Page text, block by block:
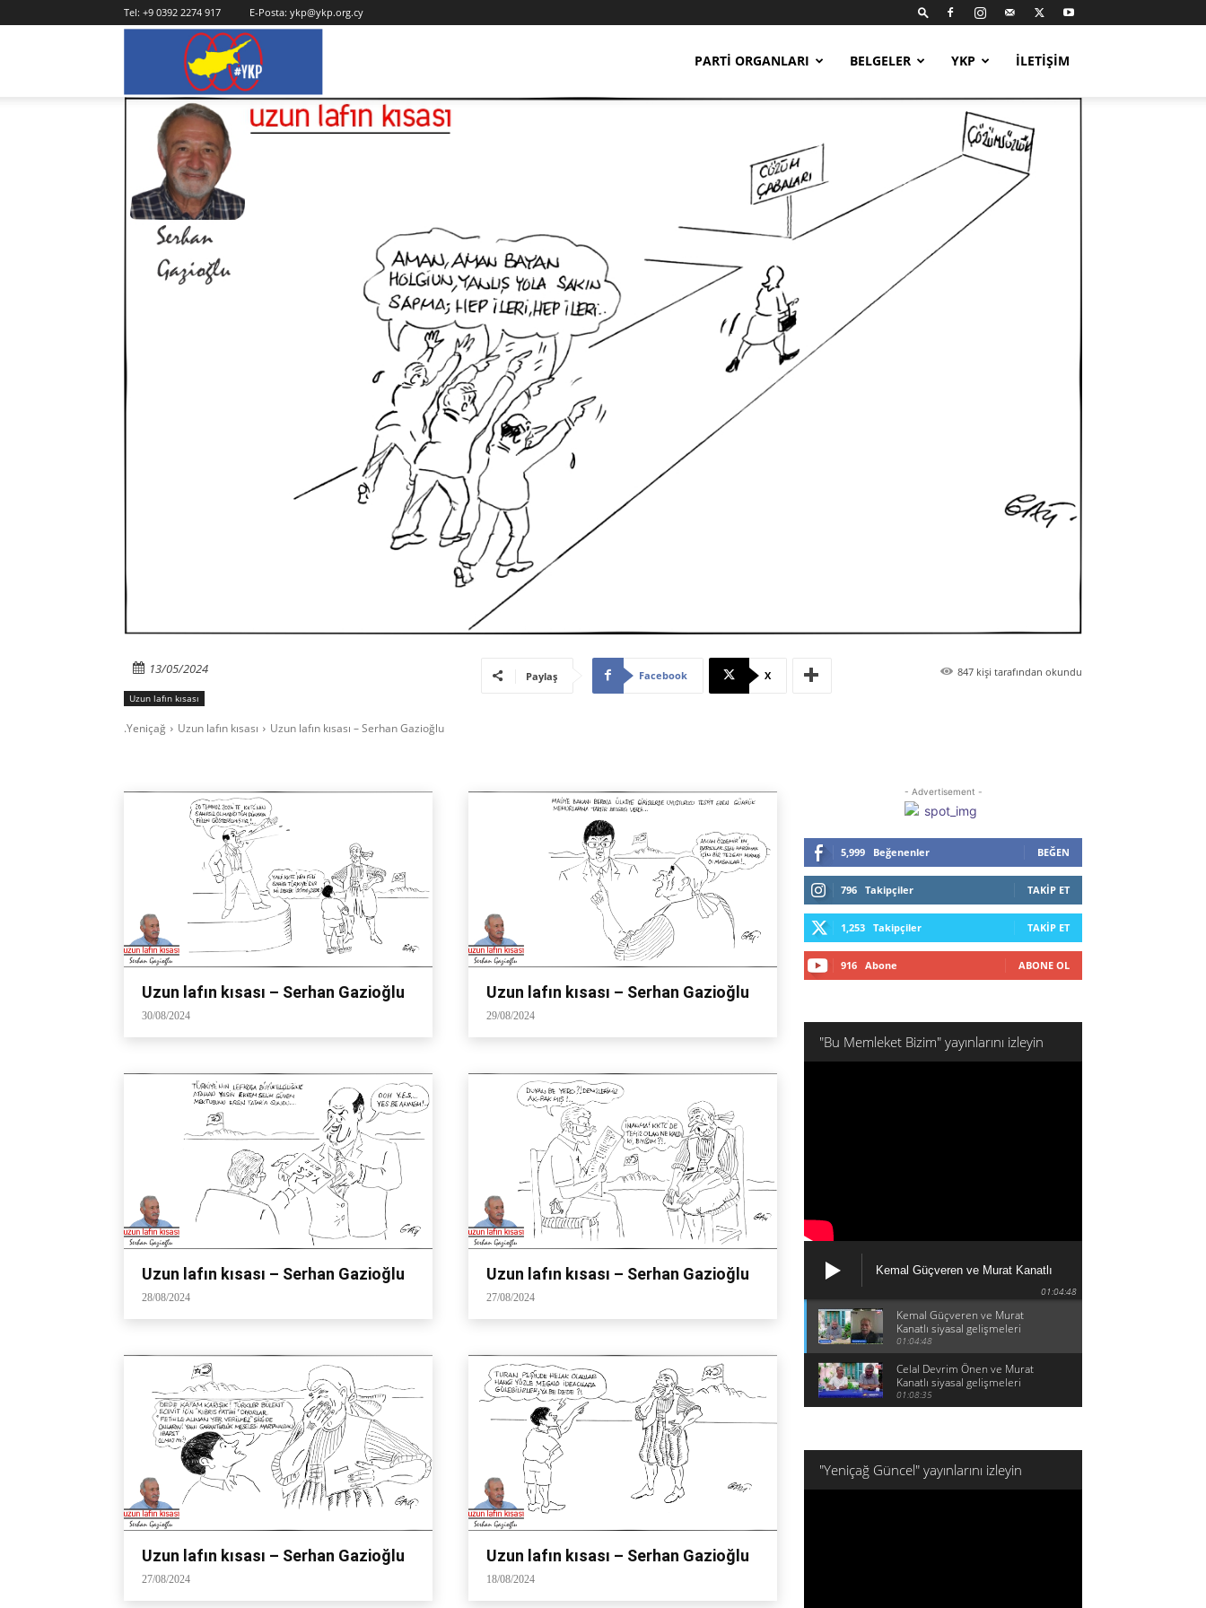
Tel: +9 0392 2274 917 E-Posta: ykp@ykp.org.cy
PARTI ORGANLARI BELGELER YKP İLETIŞIM
13/05/2024
Uzun lafın kısası
Paylaş Facebook X 847 kişi tarafından okundu
.Yeniçağ Uzun lafın kısası Uzun lafın kısası – Serhan Gazioğlu
Uzun lafın kısası – Serhan Gazioğlu
30/08/2024
Uzun lafın kısası – Serhan Gazioğlu
29/08/2024
Uzun lafın kısası – Serhan Gazioğlu
28/08/2024
Uzun lafın kısası – Serhan Gazioğlu
27/08/2024
Uzun lafın kısası – Serhan Gazioğlu
27/08/2024
Uzun lafın kısası – Serhan Gazioğlu
18/08/2024
- Advertisement -
5,999 Beğenenler BEĞEN
796 Takipçiler TAKIP ET
1,253 Takipçiler TAKIP ET
916 Abone ABONE OL
"Bu Memleket Bizim" yayınlarını izleyin
Kemal Güçveren ve Murat Kanatlı
01:04:48
Kemal Güçveren ve Murat
Kanatlı siyasal gelişmeleri
konuşuyor
01:04:48
Celal Devrim Önen ve Murat
Kanatlı siyasal gelişmeleri
konuşuyor
01:08:35
"Yeniçağ Güncel" yayınlarını izleyin